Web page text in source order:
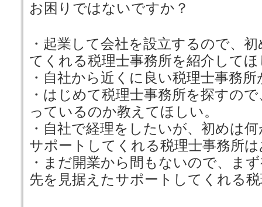
お困りではないですか？
・起業して会社を設立するので、
てくれる税理士事務所を紹介して
・自社から近くに良い税理士事務
・はじめて税理士事務所を探すの
っているのか教えてほしい。
・自社で経理をしたいが、初めは
サポートしてくれる税理士事務所
・まだ開業から間もないので、ま
先を見据えたサポートしてくれる